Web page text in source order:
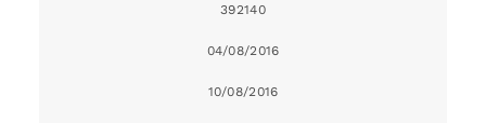
392140
04/08/2016
10/08/2016